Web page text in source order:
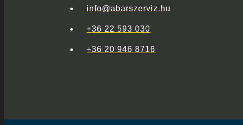
info@abarszerviz.hu
+36 22 593 030
+36 20 946 8716